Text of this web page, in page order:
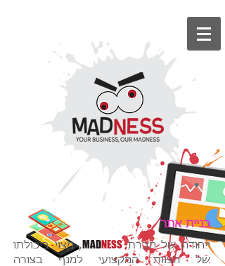
בניית אתר
ייחודה של חברת MADNESS
, מצוי ביכולתו
של הצוות המקצועי למנף בצורה